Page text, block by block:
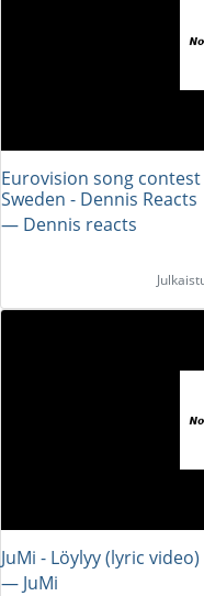
Eurovision song contest
Sweden - Dennis Reacts
― Dennis reacts
JuMi - Löylyy (lyric video)
― JuMi